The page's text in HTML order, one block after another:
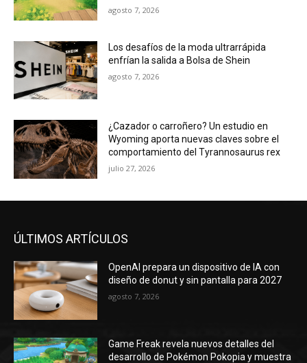
agosto 7, 2026
Los desafíos de la moda ultrarrápida
enfrían la salida a Bolsa de Shein
agosto 7, 2026
¿Cazador o carroñero? Un estudio en
Wyoming aporta nuevas claves sobre el
comportamiento del Tyrannosaurus rex
julio 27, 2026
ÚLTIMOS ARTÍCULOS
OpenAI prepara un dispositivo de IA con
diseño de donut y sin pantalla para 2027
agosto 7, 2026
Game Freak revela nuevos detalles del
desarrollo de Pokémon Pokopia y muestra